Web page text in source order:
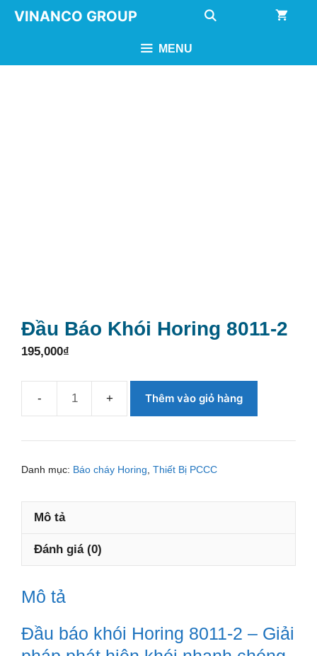
Chuyển
dung
VINANCO GROUP
MENU
Đầu Báo Khói Horing 8011-2
195,000₫
khói
Horing
2
Thêm vào giỏ hàng
Danh mục: Báo cháy Horing Thiết Bị PCCC
Mô tả
Đánh giá (0)
Mô tả
Đầu báo khói Horing 8011-2 – Giải